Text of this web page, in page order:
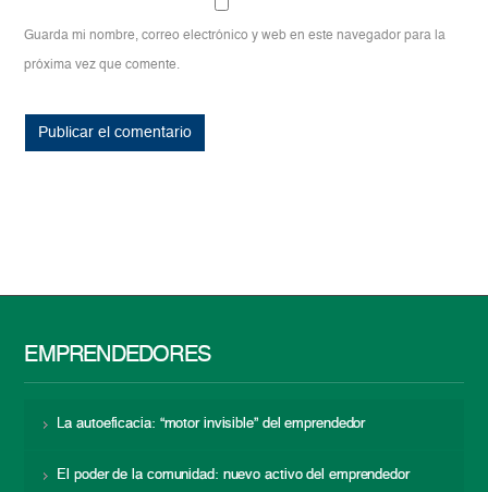
Guarda mi nombre, correo electrónico y web en este navegador para la
próxima vez que comente.
EMPRENDEDORES
La autoeficacia: “motor invisible” del emprendedor
El poder de la comunidad: nuevo activo del emprendedor